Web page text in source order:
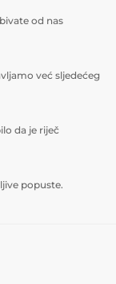
od nas
već sljedećeg
da je riječ
popuste.